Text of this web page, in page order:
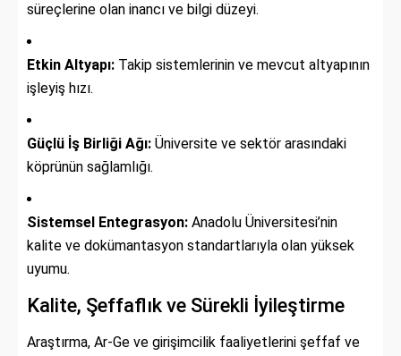
süreçlerine olan inancı ve bilgi düzeyi.
Etkin Altyapı: Takip sistemlerinin ve mevcut altyapının
işleyiş hızı.
Güçlü İş Birliği Ağı: Üniversite ve sektör arasındaki
köprünün sağlamlığı.
Sistemsel Entegrasyon: Anadolu Üniversitesi’nin
kalite ve dokümantasyon standartlarıyla olan yüksek
uyumu.
Kalite, Şeffaflık ve Sürekli İyileştirme
Araştırma, Ar-Ge ve girişimcilik faaliyetlerini şeffaf ve